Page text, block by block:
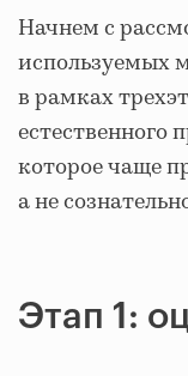
Начнем с
используемых
в рамках
естественного
которое чаще
а не
Этап 1: